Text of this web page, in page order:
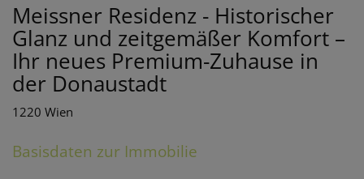
Meissner Residenz - Historischer
Glanz und zeitgemäßer Komfort –
Ihr neues Premium-Zuhause in
der Donaustadt
1220 Wien
Basisdaten zur Immobilie